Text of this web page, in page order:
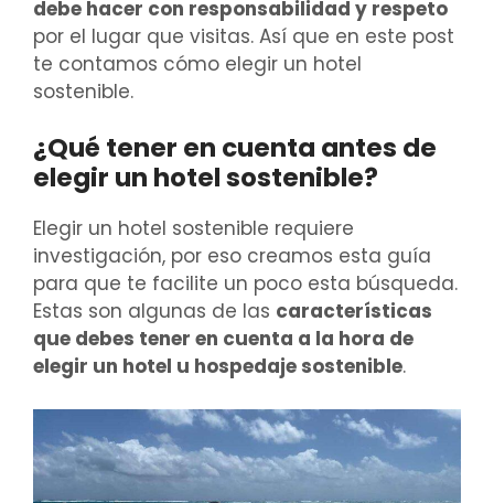
debe hacer con responsabilidad y respeto
por el lugar que visitas. Así que en este post
te contamos cómo elegir un hotel
sostenible.
¿Qué tener en cuenta antes de
elegir un hotel sostenible?
Elegir un hotel sostenible requiere
investigación, por eso creamos esta guía
para que te facilite un poco esta búsqueda.
Estas son algunas de las características
que debes tener en cuenta a la hora de
elegir un hotel u hospedaje sostenible.